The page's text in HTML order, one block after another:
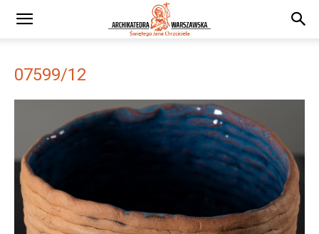
07599/12